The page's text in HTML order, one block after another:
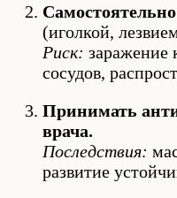
(иголкой,
Риск: заражение
сосудов,
Принимать
врача.
Последствия:
развитие